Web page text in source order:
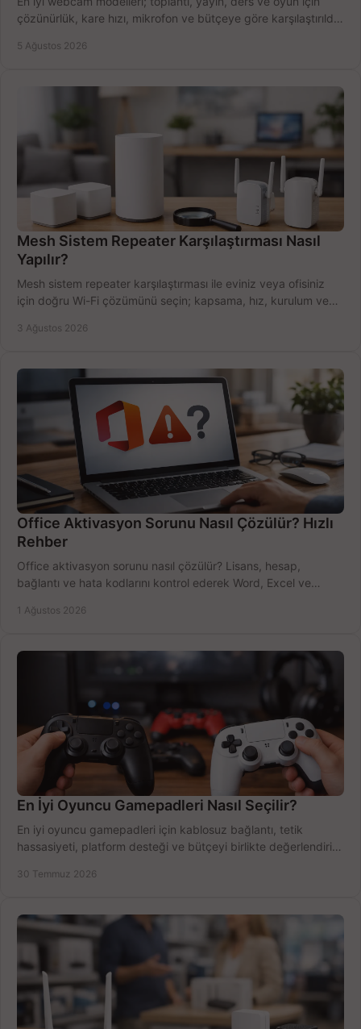
çözünürlük, kare hızı, mikrofon ve bütçeye göre karşılaştırıldı.
5 Ağustos 2026
Mesh Sistem Repeater Karşılaştırması Nasıl
Yapılır?
Mesh sistem repeater karşılaştırması ile eviniz veya ofisiniz
için doğru Wi-Fi çözümünü seçin; kapsama, hız, kurulum ve
3 Ağustos 2026
Office Aktivasyon Sorunu Nasıl Çözülür? Hızlı
Rehber
Office aktivasyon sorunu nasıl çözülür? Lisans, hesap,
bağlantı ve hata kodlarını kontrol ederek Word, Excel ve
1 Ağustos 2026
En İyi Oyuncu Gamepadleri Nasıl Seçilir?
En iyi oyuncu gamepadleri için kablosuz bağlantı, tetik
hassasiyeti, platform desteği ve bütçeyi birlikte değerlendirin;
30 Temmuz 2026